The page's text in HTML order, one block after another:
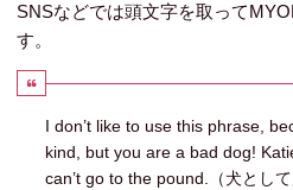
SNSなどでは頭文字を取って
す。
I don’t like to use this phrase,
kind, but you are a bad dog!
can’t go to the pound.（犬とし